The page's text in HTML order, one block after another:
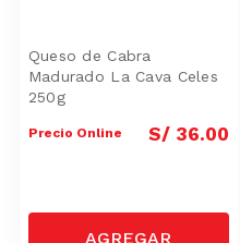
Queso de Cabra
Madurado La Cava Celes
250g
Precio Online S/ 36.00